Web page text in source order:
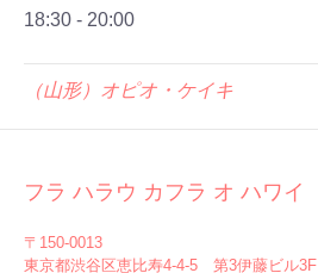
18:30 - 20:00
（山形）オピオ・ケイキ
フラ ハラウ カフラ オ ハワイ
〒150-0013
東京都渋谷区恵比寿4-4-5 第3伊藤ビル3F